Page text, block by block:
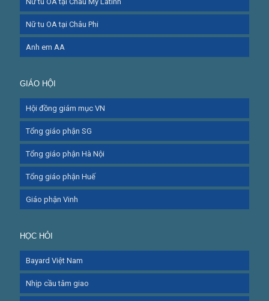
Nữ tu OA tại Châu Phi
Anh em AA
GIÁO HỘI
Hội đồng giám mục VN
Tổng giáo phận SG
Tổng giáo phận Hà Nội
Tổng giáo phận Huế
Giáo phận Vinh
HỌC HỎI
Bayard Việt Nam
Nhịp cầu tâm giao